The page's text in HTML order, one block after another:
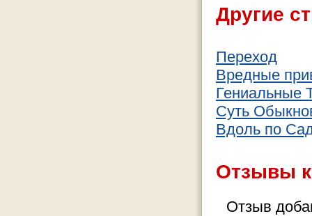
Другие
Переход
Вредные
Гениальные
Суть
Вдоль по
Отзывы
Отзыв